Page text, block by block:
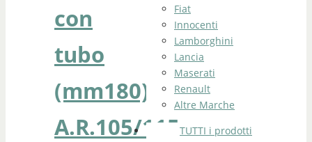
con
tubo
(mm180)
A.R.105/115
Fiat
Innocenti
Lamborghini
Lancia
Maserati
Renault
Altre Marche
TUTTI i prodotti